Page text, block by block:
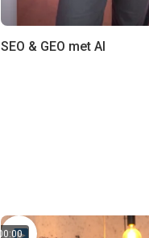
SEO & GEO met AI
00:00